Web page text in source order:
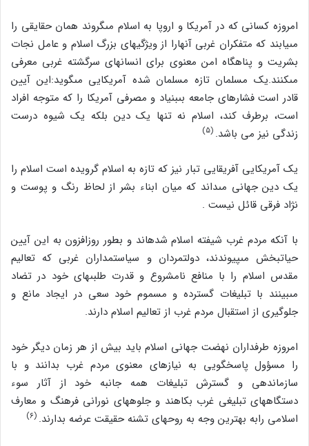
امروزه کسانى که در آمریکا و اروپا به اسلام مى‏گروند همان حقایقى را
مى‏یابند که متفکران غربى آنهارا از ویژگیهاى بزرگ اسلام و عامل نجات
بشریت و پناهگاه امن معنوى براى انسانهاى سرگشته غربى معرفى
مى‏کنند.یک مسلمان تازه مسلمان شده آمریکایى مى‏گوید:این آیین
قادر است فشارهاى جامعه بى‏بنیاد و مصرفى آمریکا را که متوجه افراد
است، برطرف کند، اسلام نه تنها یک دین بلکه یک شیوه درست
زندگى نیز مى باشد. (۵)
یک آمریکایى آفریقایى تبار نیز که تازه به اسلام گرویده است اسلام را
یک دین جهانى مى‏داند که میان ابناء بشر از لحاظ رنگ و پوست و
نژاد فرقى قائل نیست .
با آنکه مردم غرب شیفته اسلام شده‏اند و بطور روزافزون به این آیین
حیاتبخش مى‏پیوندند، دولتمردان و سیاستمداران غربى که تعالیم
مقدس اسلام را با منافع نامشروع و قدرت طلبى‏هاى خود در تضاد
مى‏بینند با تبلیغات گسترده و مسموم خود سعى در ایجاد مانع و
جلوگیرى از استقبال مردم غرب از تعالیم اسلام دارند.
امروزه طرفداران نهضت جهانى اسلام باید بیش از هر زمان دیگر خود
را مسؤول پاسخگویى به نیازهاى معنوى مردم غرب بدانند و با
سازماندهى و گسترش تبلیغات همه جانبه خود از آثار سوء
دستگاههاى تبلیغى غرب بکاهند و جلوه‏هاى نورانى فرهنگ و معارف
اسلامى رابه بهترین وجه به روحهاى تشنه حقیقت عرضه بدارند. (۶)